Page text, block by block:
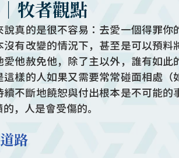
牧者觀點
真的是很不容易：去愛一個得罪你
有改變的情況下，甚至是可以預料
他赦免他，除了主以外，誰有如此
樣的人如果又需要常常碰面相處（
不斷地饒恕與付出根本是不可能的
，人是會受傷的。
路